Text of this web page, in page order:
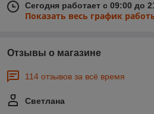
Сегодня работает с 09:00 до
Показать весь график
Отзывы о магазине
114 отзывов за всё время
Светлана